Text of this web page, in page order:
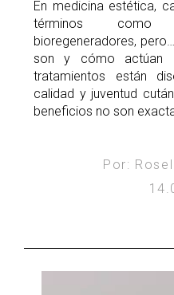
En medicina estética,
términos como
bioregeneradores,
son y cómo actúan
tratamientos están
calidad y juventud
beneficios no son
Por: